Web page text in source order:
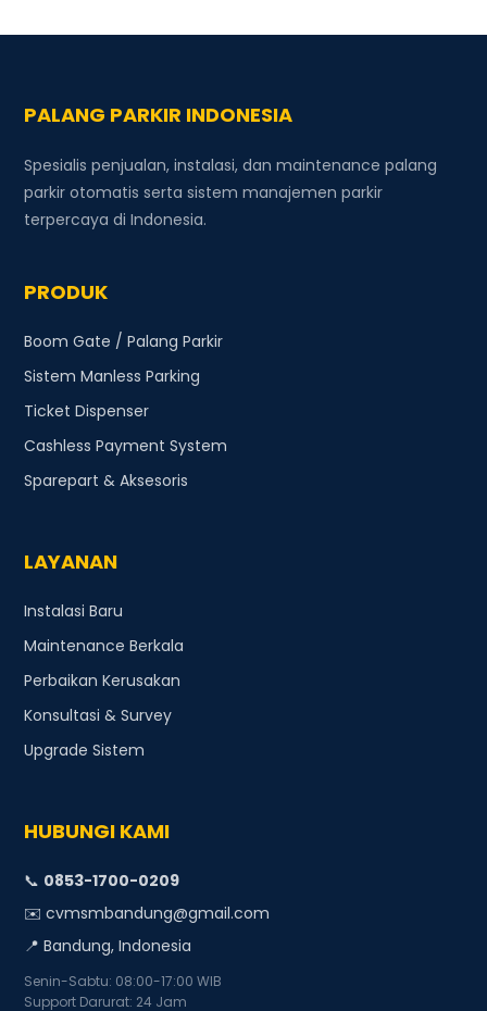
PALANG PARKIR INDONESIA
Spesialis penjualan, instalasi, dan maintenance palang
parkir otomatis serta sistem manajemen parkir
terpercaya di Indonesia.
PRODUK
Boom Gate / Palang Parkir
Sistem Manless Parking
Ticket Dispenser
Cashless Payment System
Sparepart & Aksesoris
LAYANAN
Instalasi Baru
Maintenance Berkala
Perbaikan Kerusakan
Konsultasi & Survey
Upgrade Sistem
HUBUNGI KAMI
📞 0853-1700-0209
✉️ cvmsmbandung@gmail.com
📍 Bandung, Indonesia
Senin-Sabtu: 08:00-17:00 WIB
Support Darurat: 24 Jam